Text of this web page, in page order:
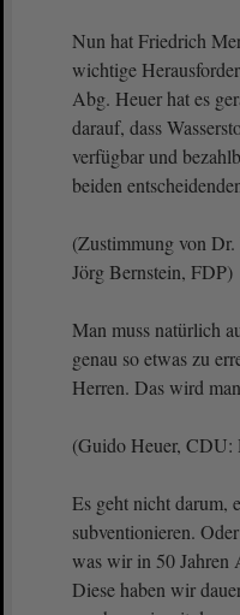
Nun hat Friedrich
wichtige
Abg. Heuer hat es
darauf, dass
verfügbar und
beiden
(Zustimmung von
Jörg Bernstein, FDP)
Man muss natürlich
genau so etwas zu
Herren. Das wird
(Guido Heuer, CDU:
Es geht nicht darum,
subventionieren.
was wir in 50 Jahren
Diese haben wir